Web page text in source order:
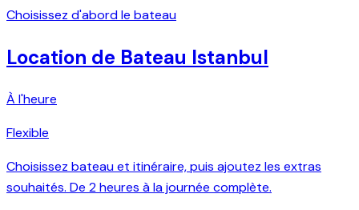
Choisissez d'abord le bateau
Location de Bateau Istanbul
À l'heure
Flexible
Choisissez bateau et itinéraire, puis ajoutez les extras
souhaités. De 2 heures à la journée complète.